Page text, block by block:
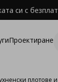
си с
Проектиране
плотове